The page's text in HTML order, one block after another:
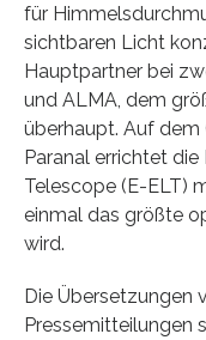
für
sichtbaren Licht
Hauptpartner bei
und ALMA, dem
überhaupt. Auf dem
Paranal errichtet
Telescope (E-ELT)
einmal das größte
wird.
Die Übersetzungen
Pressemitteilungen